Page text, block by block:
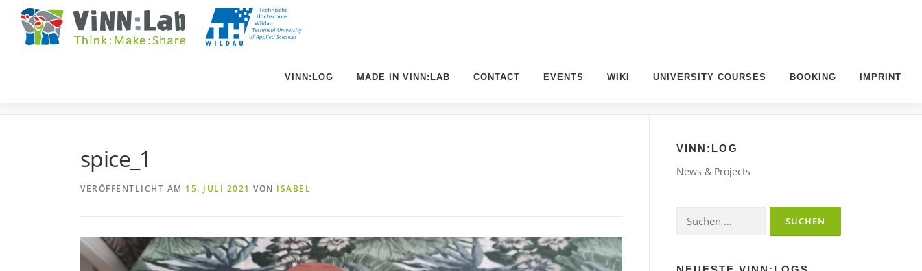
Inhalt
springen
VINN:LOG MADE IN VINN:LAB CONTACT EVENTS WIKI UNIVERSITY COURSES BOOKING IMPRINT
spice_1
VERÖFFENTLICHT AM 15. JULI 2021 VON ISABEL
VINN:LOG
News & Projects
Suchen
nach: